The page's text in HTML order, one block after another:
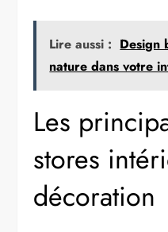
Lire aussi : Design
nature dans votre
Les
stores
décoration